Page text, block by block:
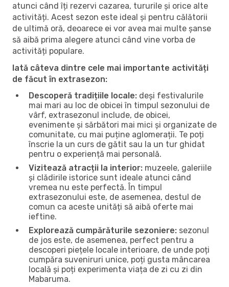
atunci când îți rezervi cazarea, tururile și orice alte
activități. Acest sezon este ideal și pentru călătorii
de ultimă oră, deoarece ei vor avea mai multe șanse
să aibă prima alegere atunci când vine vorba de
activități populare.
Iată câteva dintre cele mai importante activități
de făcut în extrasezon:
Descoperă tradițiile locale: deși festivalurile
mai mari au loc de obicei în timpul sezonului de
vârf, extrasezonul include, de obicei,
evenimente și sărbători mai mici și organizate de
comunitate, cu mai puține aglomerații. Te poți
înscrie la un curs de gătit sau la un tur ghidat
pentru o experiență mai personală.
Vizitează atracții la interior: muzeele, galeriile
și clădirile istorice sunt ideale atunci când
vremea nu este perfectă. În timpul
extrasezonului este, de asemenea, destul de
comun ca aceste unități să aibă oferte mai
ieftine.
Explorează cumpărăturile sezoniere: sezonul
de jos este, de asemenea, perfect pentru a
descoperi piețele locale interioare, de unde poți
cumpăra suveniruri unice, poți gusta mâncarea
locală și poți experimenta viața de zi cu zi din
Mabaruma.